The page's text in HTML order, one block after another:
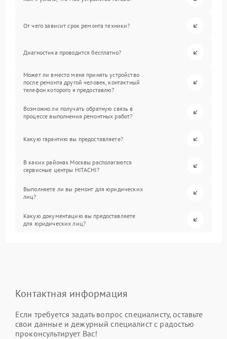
От чего зависит срок ремонта техники?
Диагностика проводится бесплатно?
Может ли вместо меня принять устройство
после ремонта другой человек, контактный
телефон которого я предоставлю?
Возможно ли получать обратную связь в
процессе выполнения ремонтных работ?
Какую гарантию вы предоставляете?
В каких районах Москвы располагаются
сервисные центры HITACHI?
Выполняете ли вы ремонт для юридических
лиц?
Какую документацию вы предоставляете
для юридических лиц?
Контактная информация
Если требуется задать вопрос специалисту, оставьте
свои данные и дежурный специалист с радостью
проконсультирует Вас!